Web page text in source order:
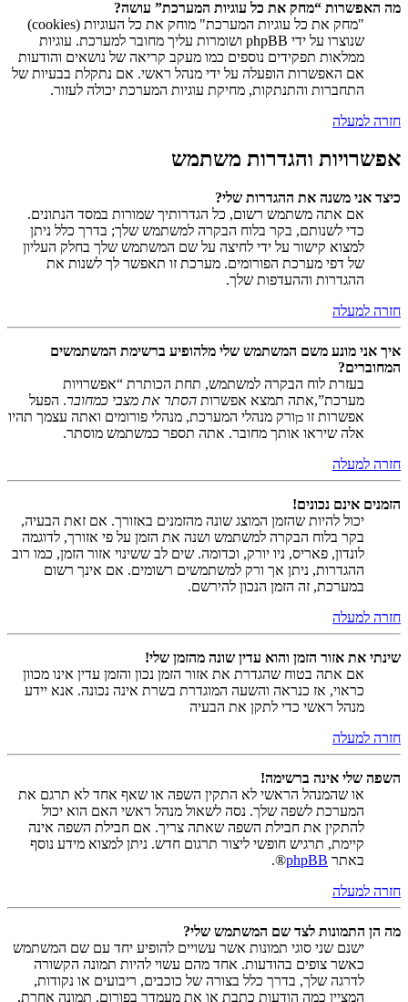
מה האפשרות “מחק את כל עוגיות המערכת” עושה?
"מחק את כל עוגיות המערכת" מוחק את כל העוגיות (cookies)
שנוצרו על ידי phpBB ושומרות עליך מחובר למערכת. עוגיות
ממלאות תפקידים נוספים כמו מעקב קריאה של נושאים והודעות
אם האפשרות הופעלה על ידי מנהל ראשי. אם נתקלת בבעיות של
התחברות והתנתקות, מחיקת עוגיות המערכת יכולה לעזור.
חזרה למעלה
אפשרויות והגדרות משתמש
כיצד אני משנה את ההגדרות שלי?
אם אתה משתמש רשום, כל הגדרותיך שמורות במסד הנתונים.
כדי לשנותם, בקר בלוח הבקרה למשתמש שלך; בדרך כלל ניתן
למצוא קישור על ידי לחיצה על שם המשתמש שלך בחלק העליון
של דפי מערכת הפורומים. מערכת זו תאפשר לך לשנות את
ההגדרות וההעדפות שלך.
חזרה למעלה
איך אני מונע משם המשתמש שלי מלהופיע ברשימת המשתמשים
המחוברים?
בעזרת לוח הבקרה למשתמש, תחת הכותרת “אפשרויות
מערכת”,אתה תמצא אפשרות הסתר את מצבי כמחובר. הפעל
אפשרות זו כןורק מנהלי המערכת, מנהלי פורומים ואתה עצמך תהיו
אלה שיראו אותך מחובר. אתה תספר כמשתמש מוסתר.
חזרה למעלה
הזמנים אינם נכונים!
יכול להיות שהזמן המוצג שונה מהזמנים באזורך. אם זאת הבעיה,
בקר בלוח הבקרה למשתמש ושנה את הזמן על פי אזורך, לדוגמה
לונדון, פאריס, ניו יורק, וכדומה. שים לב ששינוי אזור הזמן, כמו רוב
ההגדרות, ניתן אך ורק למשתמשים רשומים. אם אינך רשום
במערכת, זה הזמן הנכון להירשם.
חזרה למעלה
שינתי את אזור הזמן והוא עדין שונה מהזמן שלי!
אם אתה בטוח שהגדרת את אזור הזמן נכון והזמן עדין אינו מכוון
כראוי, אז כנראה והשעה המוגדרת בשרת אינה נכונה. אנא יידע
מנהל ראשי כדי לתקן את הבעיה
חזרה למעלה
השפה שלי אינה ברשימה!
או שהמנהל הראשי לא התקין השפה או שאף אחד לא תרגם את
המערכת לשפה שלך. נסה לשאול מנהל ראשי האם הוא יכול
להתקין את חבילת השפה שאתה צריך. אם חבילת השפה אינה
קיימת, תרגיש חופשי ליצור תרגום חדש. ניתן למצוא מידע נוסף
באתר phpBB
®.
חזרה למעלה
מה הן התמונות לצד שם המשתמש שלי?
ישנם שני סוגי תמונות אשר עשויים להופיע יחד עם שם המשתמש
כאשר צופים בהודעות. אחד מהם עשוי להיות תמונה הקשורה
לדרגה שלך, בדרך כלל בצורה של כוכבים, ריבועים או נקודות,
המציין כמה הודעות כתבת או את מעמדך בפורום. תמונה אחרת,